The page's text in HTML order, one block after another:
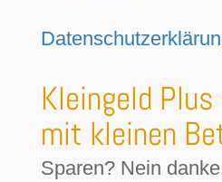
Kleingeld
mit kleinen
Sparen? Nein